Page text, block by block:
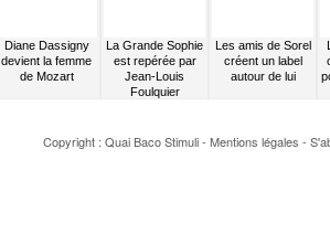
Diane Dassigny
devient la femme
de Mozart
La Grande Sophie
est repérée par
Jean-Louis
Foulquier
Les amis de Sorel
créent un label
autour de lui
Copyright : Quai BacoStimuli- Mentions légales -